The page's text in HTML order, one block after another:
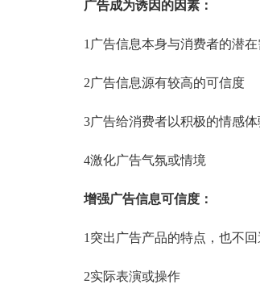
广告成为诱因的因素：
1广告信息本身与消费者的潜在
2广告信息源有较高的可信度
3广告给消费者以积极的情感体
4激化广告气氛或情境
增强广告信息可信度：
1突出广告产品的特点，也不回
2实际表演或操作